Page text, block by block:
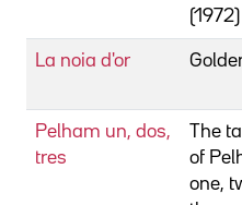
(1972)
La noia d'or
Pelham un, dos,
tres
The
of
one,